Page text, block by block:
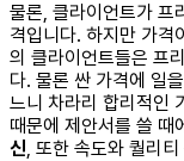
물론, 클라이언트가 프
격입니다. 하지만 가격
의 클라이언트들은 프
다. 물론 싼 가격에 일
느니 차라리 합리적인
때문에 제안서를 쓸 때
신, 또한 속도와 퀄리